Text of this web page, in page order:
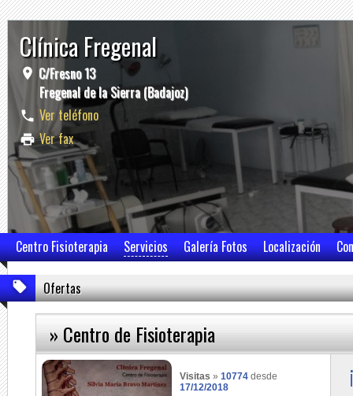
Clínica Fregenal
C/Fresno 13
Fregenal de la Sierra (Badajoz)
Ver teléfono
Ver fax
Centro Fisioterapia Servicios Galería Fotos Localización
Ofertas
» Centro de Fisioterapia
Visitas » 10774 desde
17/12/2018